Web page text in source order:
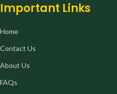
Important Links
Home
Contact Us
About Us
FAQs